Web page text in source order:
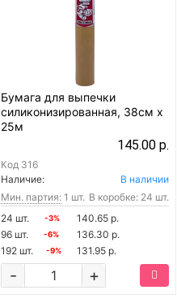
Бумага для выпечки
силиконизированная, 38см х
25м
145.00 р.
Код 316
Наличие:
В наличии
Мин. партия: 1 шт. В коробке: 24 шт.
24 шт.
-3%
140.65 р.
96 шт.
-6%
136.30 р.
192 шт.
-9% 131.95 р.
+
-